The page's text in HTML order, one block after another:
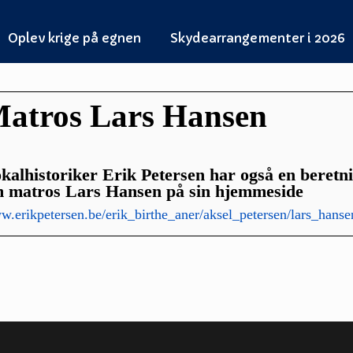
Oplev krige på egnen Skydearrangementer i 2026
Lars Hansen
Erik Petersen har også en
matros Lars Hansen på sin hjemmeside
erik_birthe_aner/aksel_petersen/